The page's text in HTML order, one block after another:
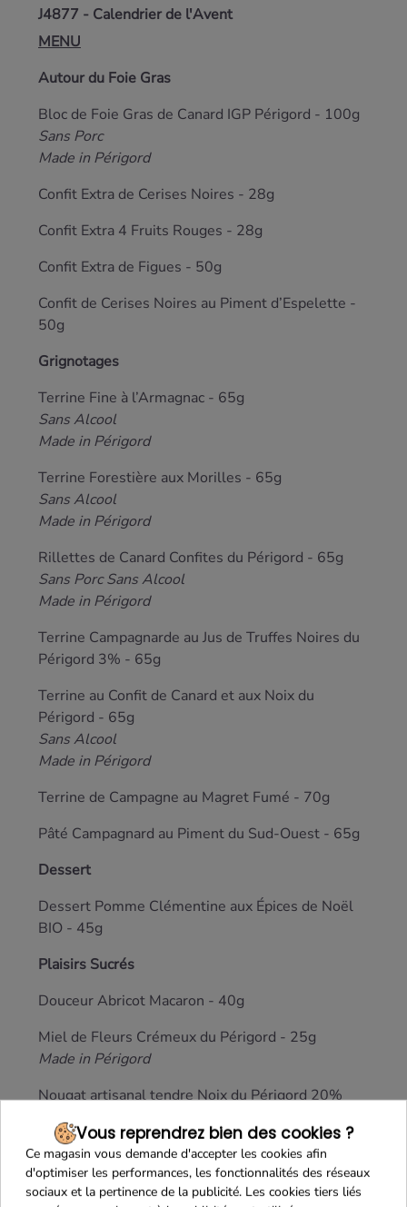
J4877 - Calendrier de l'Avent
MENU
Autour du Foie Gras
Bloc de Foie Gras de Canard IGP Périgord - 100g
Sans Porc
Made in Périgord
Confit Extra de Cerises Noires - 28g
Confit Extra 4 Fruits Rouges - 28g
Confit Extra de Figues - 50g
Confit de Cerises Noires au Piment d’Espelette -
50g
Grignotages
Terrine Fine à l’Armagnac - 65g
Sans Alcool
Made in Périgord
Terrine Forestière aux Morilles - 65g
Sans Alcool
Made in Périgord
Rillettes de Canard Confites du Périgord - 65g
Sans Porc Sans Alcool
Made in Périgord
Terrine Campagnarde au Jus de Truffes Noires du
Périgord 3% - 65g
Terrine au Confit de Canard et aux Noix du
Périgord - 65g
Sans Alcool
Made in Périgord
Terrine de Campagne au Magret Fumé - 70g
Pâté Campagnard au Piment du Sud-Ouest - 65g
Dessert
Dessert Pomme Clémentine aux Épices de Noël
BIO - 45g
Plaisirs Sucrés
Douceur Abricot Macaron - 40g
Miel de Fleurs Crémeux du Périgord - 25g
Made in Périgord
Nougat artisanal tendre Noix du Périgord 20%
AOP et Chocolat - 10g
Mini-Financier artisanal aux 3 Agrumes - 11g
Biscuiterie artisanale Lou Cocal
Vous reprendrez bien des cookies ?
Ce magasin vous demande d'accepter les cookies afin
d'optimiser les performances, les fonctionnalités des réseaux
sociaux et la pertinence de la publicité. Les cookies tiers liés